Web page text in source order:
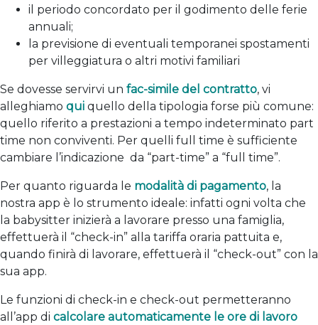
il periodo concordato per il godimento delle ferie
annuali;
la previsione di eventuali temporanei spostamenti
per villeggiatura o altri motivi familiari
Se dovesse servirvi un fac-simile del contratto, vi
alleghiamo qui quello della tipologia forse più comune:
quello riferito a prestazioni a tempo indeterminato part
time non conviventi. Per quelli full time è sufficiente
cambiare l’indicazione da “part-time” a “full time”.
Per quanto riguarda le modalità di pagamento, la
nostra app è lo strumento ideale: infatti ogni volta che
la babysitter inizierà a lavorare presso una famiglia,
effettuerà il “check-in” alla tariffa oraria pattuita e,
quando finirà di lavorare, effettuerà il “check-out” con la
sua app.
Le funzioni di check-in e check-out permetteranno
all’app di calcolare automaticamente le ore di lavoro